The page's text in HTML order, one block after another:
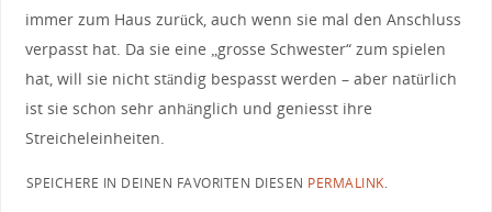
immer zum Haus zurück, auch wenn sie mal den Anschluss
verpasst hat. Da sie eine „grosse Schwester“ zum spielen
hat, will sie nicht ständig bespasst werden – aber natürlich
ist sie schon sehr anhänglich und geniesst ihre
Streicheleinheiten.
SPEICHERE IN DEINEN FAVORITEN DIESEN PERMALINK.